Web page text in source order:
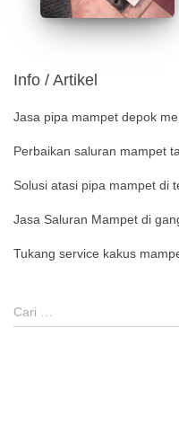
Info / Artikel
Jasa pipa mampet depok
Perbaikan saluran mampet
Solusi atasi pipa mampet di
Jasa Saluran Mampet di
Tukang service kakus
Cari …